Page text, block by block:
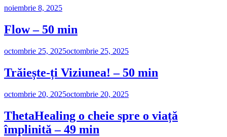
noiembrie 8, 2025
Flow – 50 min
octombrie 25, 2025octombrie 25, 2025
Trăiește-ți Viziunea! – 50 min
octombrie 20, 2025octombrie 20, 2025
ThetaHealing o cheie spre o viață
împlinită – 49 min